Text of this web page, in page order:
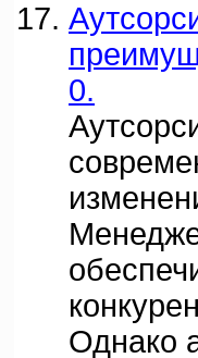
0.
Однако